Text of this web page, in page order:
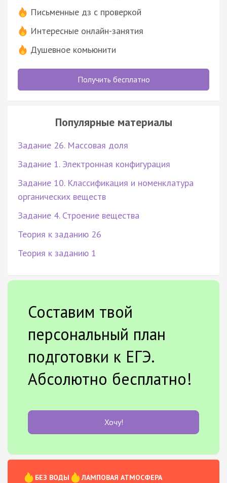
Письменные дз с проверкой
Интересные онлайн-занятия
Душевное комьюнити
Получить бесплатно
Популярные материалы
Задание 26. Массовая доля
Задание 1. Электронная конфигурация
Задание 10. Классификация и номенклатура
органических веществ
Задание 4. Строение вещества
Теория к заданию 26
Теория к заданию 1
Составим твой
персональный план
подготовки к ЕГЭ.
Абсолютно бесплатно!
Хочу!
БЕЗ ВОДЫ
ЛАМПОВАЯ АТМОСФЕРА